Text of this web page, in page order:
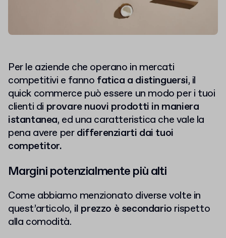
Per le aziende che operano in mercati
competitivi e fanno fatica a distinguersi, il
quick commerce può essere un modo per i tuoi
clienti di provare nuovi prodotti in maniera
istantanea, ed una caratteristica che vale la
pena avere perdifferenziarti dai tuoi
competitor.
Margini potenzialmente più alti
Come abbiamo menzionato diverse volte in
quest’articolo, il prezzo è secondario rispetto
alla comodità.